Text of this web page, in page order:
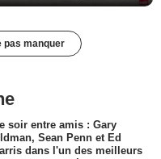
pas manquer
soir entre amis : Gary
Sean Penn et Ed
dans l'un des meilleurs